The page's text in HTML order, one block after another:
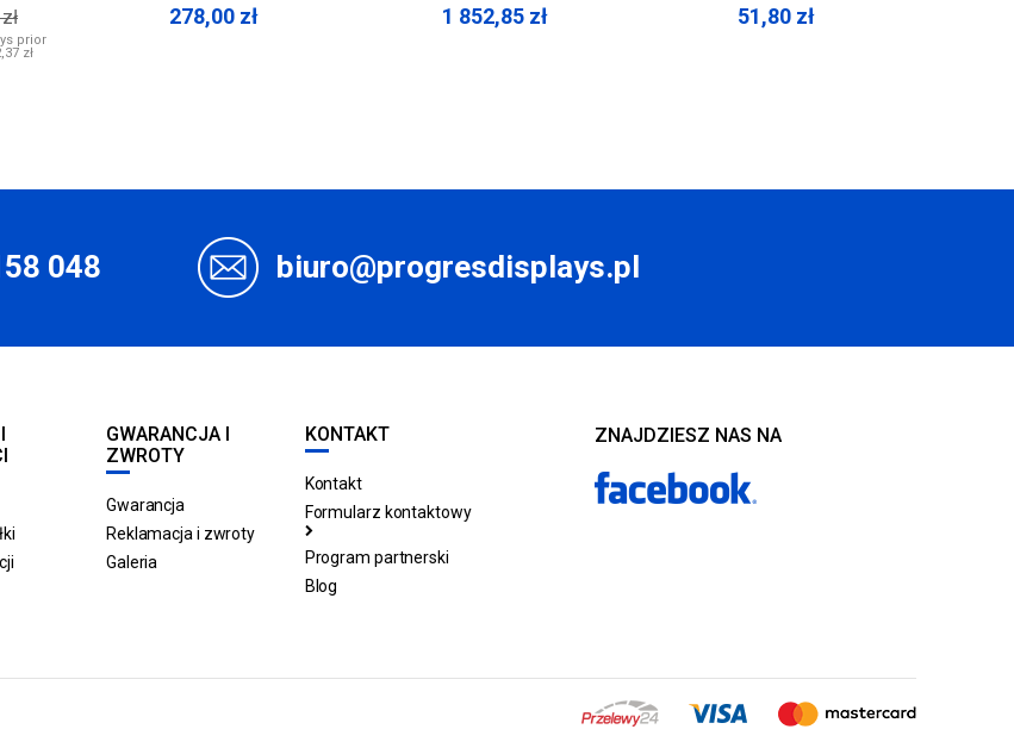
zł
prior
zł
278,00 zł 1 852,85 zł 51,80 zł
048 biuro@progresdisplays.pl
GWARANCJA I
ZWROTY
Gwarancja
Reklamacja i zwroty
Galeria
KONTAKT
Kontakt
Formularz kontaktowy
Program partnerski
Blog
ZNAJDZIESZ NAS NA